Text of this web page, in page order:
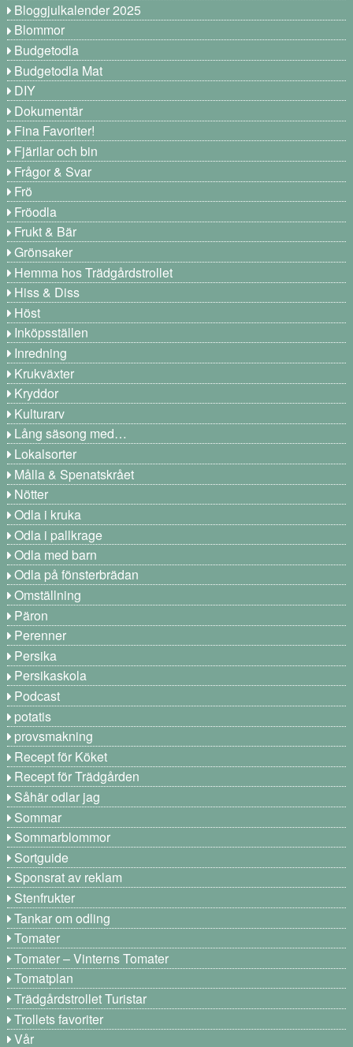
Bloggjulkalender 2025
Blommor
Budgetodla
Budgetodla Mat
DIY
Dokumentär
Fina Favoriter!
Fjärilar och bin
Frågor & Svar
Frö
Fröodla
Frukt & Bär
Grönsaker
Hemma hos Trädgårdstrollet
Hiss & Diss
Höst
Inköpsställen
Inredning
Krukväxter
Kryddor
Kulturarv
Lång säsong med…
Lokalsorter
Målla & Spenatskrået
Nötter
Odla i kruka
Odla i pallkrage
Odla med barn
Odla på fönsterbrädan
Omställning
Päron
Perenner
Persika
Persikaskola
Podcast
potatis
provsmakning
Recept för Köket
Recept för Trädgården
Såhär odlar jag
Sommar
Sommarblommor
Sortguide
Sponsrat av reklam
Stenfrukter
Tankar om odling
Tomater
Tomater – Vinterns Tomater
Tomatplan
Trädgårdstrollet Turistar
Trollets favoriter
Vår